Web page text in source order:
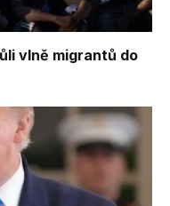
vlně migrantů do